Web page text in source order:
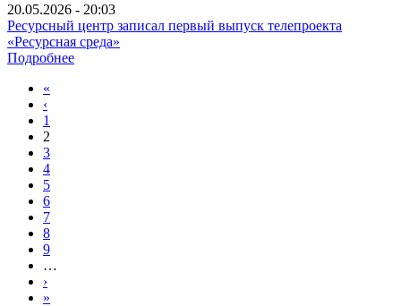
20.05.2026 - 20:03
Ресурсный центр записал первый выпуск телепроекта
«Ресурсная среда»
Подробнее
«
‹
1
2
3
4
5
6
7
8
9
…
›
»